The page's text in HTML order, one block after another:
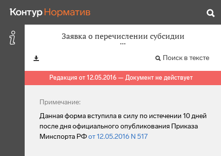
Заявка о перечислении субсидии
Поиск в тексте
Редакция от 12.05.2016 — Документ не действует
Примечание:
Данная форма вступила в силу по истечении 10 дней
после дня официального опубликования Приказа
Минспорта РФот 12.05.2016 N 517